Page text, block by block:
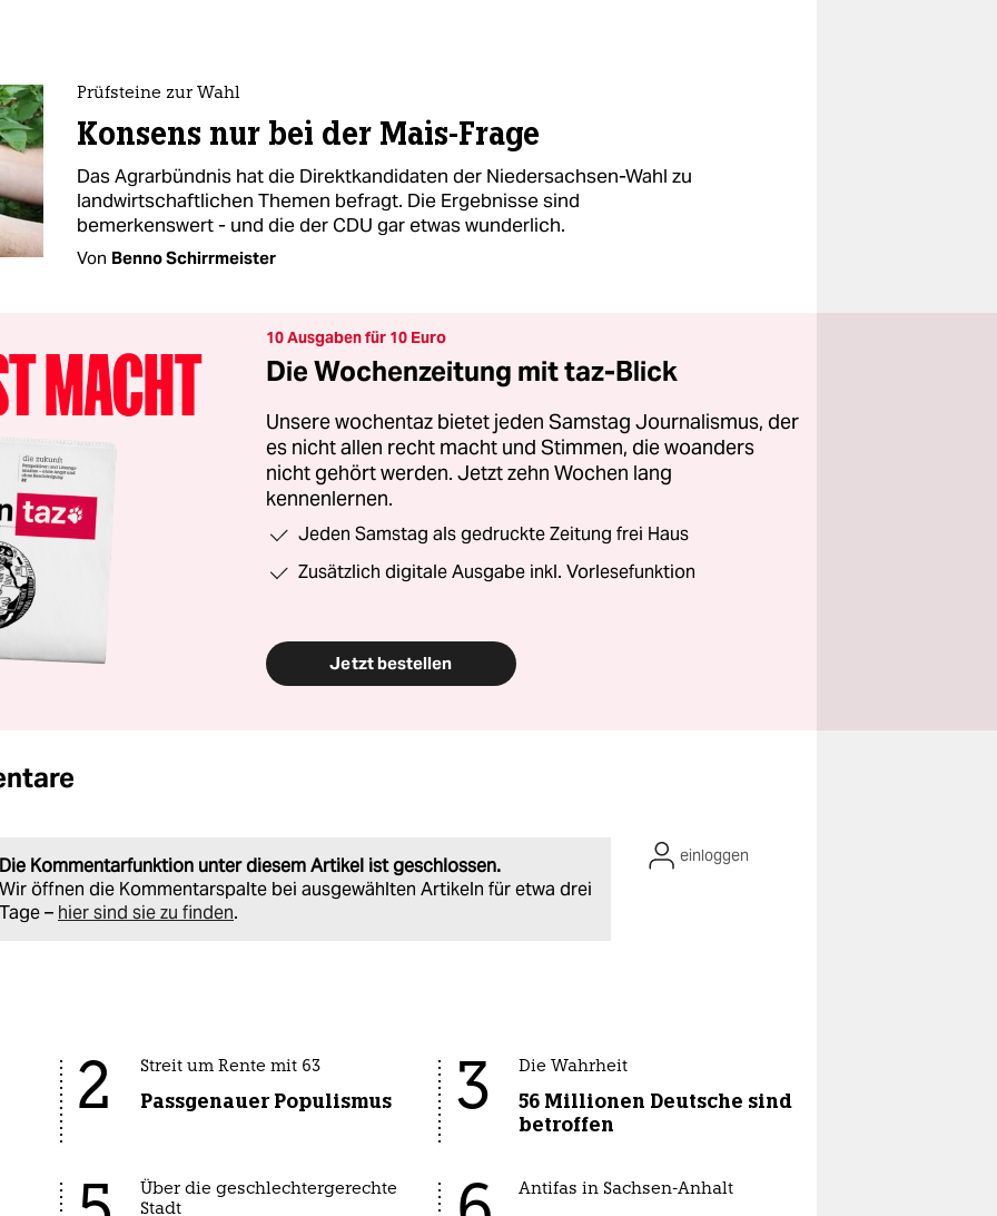
Prüfsteine zur Wahl
Konsens nur bei der Mais-Frage
Das Agrarbündnis hat die Direktkandidaten der Niedersachsen-Wahl zu
landwirtschaftlichen Themen befragt. Die Ergebnisse sind
bemerkenswert - und die der CDU gar etwas wunderlich.
Von Benno Schirrmeister
10 Ausgaben für 10 Euro
Die Wochenzeitung mit taz-Blick
Unsere wochentaz bietet jeden Samstag Journalismus, der
es nicht allen recht macht und Stimmen, die woanders
nicht gehört werden. Jetzt zehn Wochen lang
kennenlernen.
Jeden Samstag als gedruckte Zeitung frei Haus
Zusätzlich digitale Ausgabe inkl. Vorlesefunktion
Jetzt bestellen
Die Kommentarfunktion unter diesem Artikel ist geschlossen.
Wir öffnen die Kommentarspalte bei ausgewählten Artikeln für etwa drei
Tage – hier sind sie zu finden.
einloggen
2 Streit um Rente mit 63
Passgenauer Populismus 3 Die Wahrheit
56 Millionen Deutsche sind
betroffen
Über die geschlechtergerechte
Stadt
Antifas in Sachsen-Anhalt